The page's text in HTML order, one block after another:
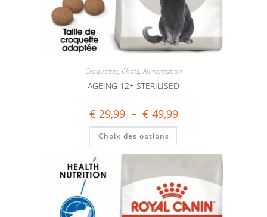
Croquettes, Chats,Alimentation
AGEING 12+ STERILISED
€ 29,99 – € 49,99
Choix des options